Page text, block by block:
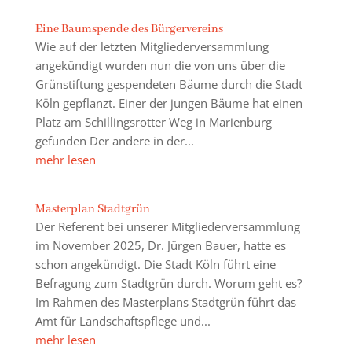
Eine Baumspende des Bürgervereins
Wie auf der letzten Mitgliederversammlung
angekündigt wurden nun die von uns über die
Grünstiftung gespendeten Bäume durch die Stadt
Köln gepflanzt. Einer der jungen Bäume hat einen
Platz am Schillingsrotter Weg in Marienburg
gefunden Der andere in der...
mehr lesen
Masterplan Stadtgrün
Der Referent bei unserer Mitgliederversammlung
im November 2025, Dr. Jürgen Bauer, hatte es
schon angekündigt. Die Stadt Köln führt eine
Befragung zum Stadtgrün durch. Worum geht es?
Im Rahmen des Masterplans Stadtgrün führt das
Amt für Landschaftspflege und...
mehr lesen